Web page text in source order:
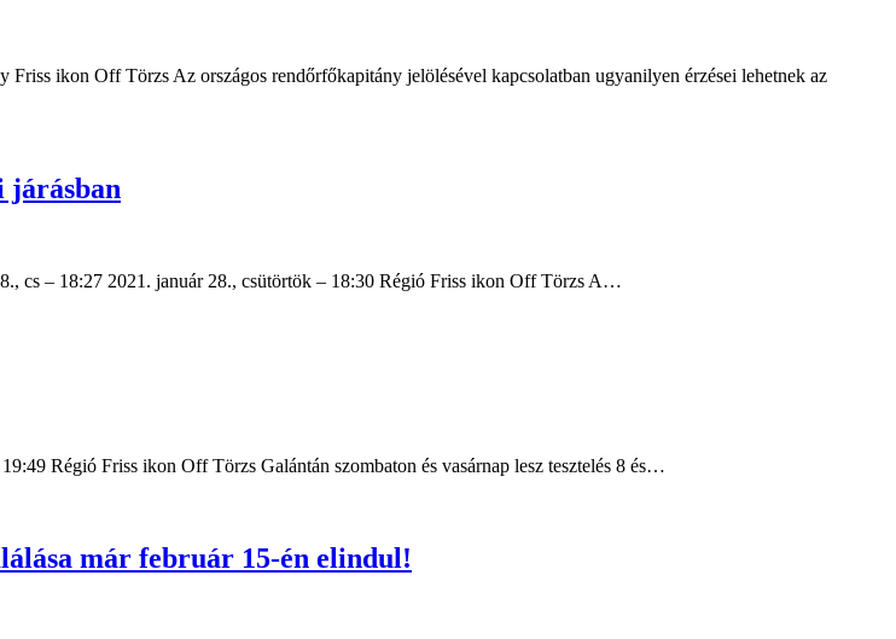
ikon Off Törzs Az országos rendőrfőkapitány jelölésével kapcsolatban ugyanilyen érzései lehetnek az
járásban
cs – 18:27 2021. január 28., csütörtök – 18:30 Régió Friss ikon Off Törzs A…
Régió Friss ikon Off Törzs Galántán szombaton és vasárnap lesz tesztelés 8 és…
már február 15-én elindul!